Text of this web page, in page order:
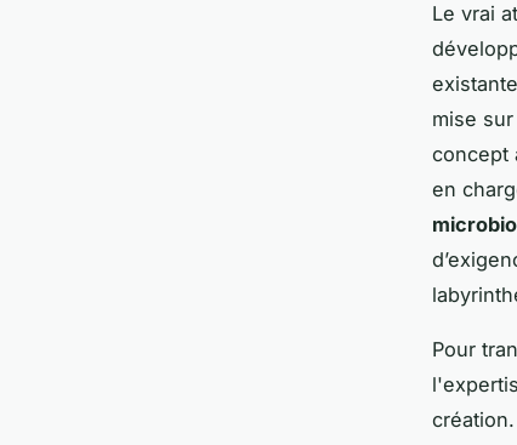
Le vrai
mise
concept
en
Pour
création.